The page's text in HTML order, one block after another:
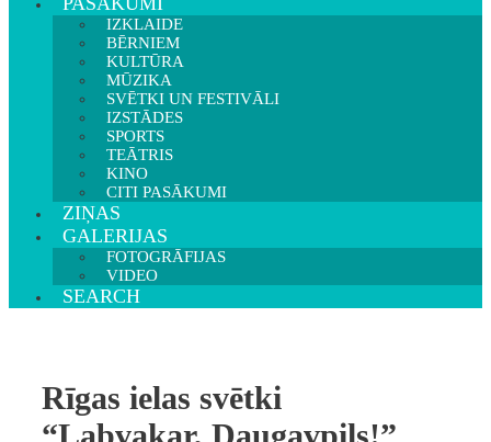
IZKLAIDE
BĒRNIEM
KULTŪRA
MŪZIKA
SVĒTKI UN FESTIVĀLI
IZSTĀDES
SPORTS
TEĀTRIS
KINO
CITI PASĀKUMI
ZIŅAS
GALERIJAS
FOTOGRĀFIJAS
VIDEO
SEARCH
Rīgas ielas svētki